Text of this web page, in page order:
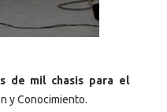
de mil chasis para el
y Conocimiento.